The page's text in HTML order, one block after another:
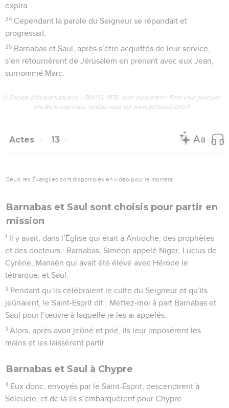
expira.
24 Cependant la parole du Seigneur se répandait et
progressait.
25 Barnabas et Saul, après s’être acquittés de leur service,
s’en retournèrent de Jérusalem en prenant avec eux Jean,
surnommé Marc.
© Société biblique française – Bibli’O, 1978, avec autorisation. Pour vous procurer
une Bible imprimée, rendez-vous sur www.editionsbiblio.fr
Actes 13
Seuls les Évangiles sont disponibles en vidéo pour le moment.
Barnabas et Saul sont choisis pour partir en
mission
1 Il y avait, dans l’Église qui était à Antioche, des prophètes
et des docteurs : Barnabas, Siméon appelé Niger, Lucius de
Cyrène, Manaën qui avait été élevé avec Hérode le
tétrarque, et Saul.
2 Pendant qu’ils célébraient le culte du Seigneur et qu’ils
jeûnaient, le Saint-Esprit dit : Mettez-moi à part Barnabas et
Saul pour l’œuvre à laquelle je les ai appelés.
3 Alors, après avoir jeûné et prié, ils leur imposèrent les
mains et les laissèrent partir.
Barnabas et Saul à Chypre
4 Eux donc, envoyés par le Saint-Esprit, descendirent à
Séleucie, et de là ils s’embarquèrent pour Chypre.